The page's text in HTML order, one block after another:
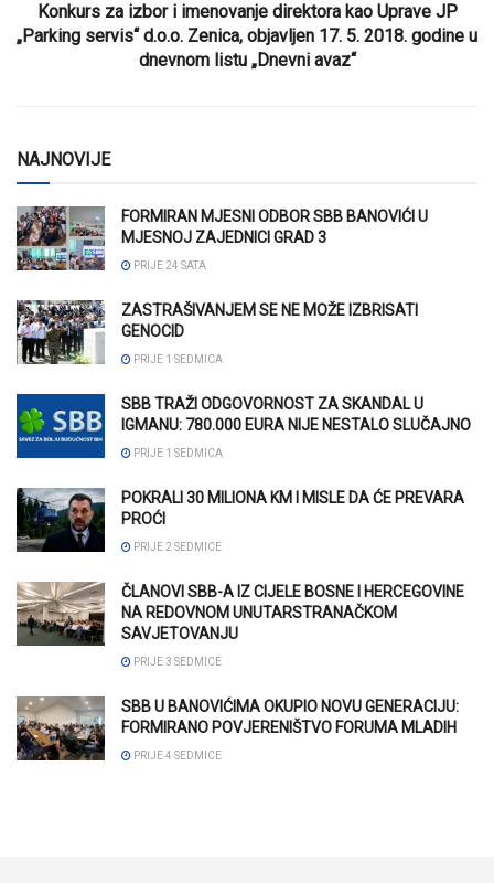
Konkurs za izbor i imenovanje direktora kao Uprave JP
„Parking servis“ d.o.o. Zenica, objavljen 17. 5. 2018. godine u
dnevnom listu „Dnevni avaz“
NAJNOVIJE
FORMIRAN MJESNI ODBOR SBB BANOVIĆI U
MJESNOJ ZAJEDNICI GRAD 3
PRIJE 24 SATA
ZASTRAŠIVANJEM SE NE MOŽE IZBRISATI
GENOCID
PRIJE 1 SEDMICA
SBB TRAŽI ODGOVORNOST ZA SKANDAL U
IGMANU: 780.000 EURA NIJE NESTALO SLUČAJNO
PRIJE 1 SEDMICA
POKRALI 30 MILIONA KM I MISLE DA ĆE PREVARA
PROĆI
PRIJE 2 SEDMICE
ČLANOVI SBB-A IZ CIJELE BOSNE I HERCEGOVINE
NA REDOVNOM UNUTARSTRANAČKOM
SAVJETOVANJU
PRIJE 3 SEDMICE
SBB U BANOVIĆIMA OKUPIO NOVU GENERACIJU:
FORMIRANO POVJERENIŠTVO FORUMA MLADIH
PRIJE 4 SEDMICE